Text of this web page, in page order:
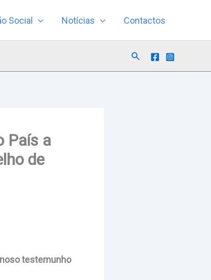
Social Notícias Contactos
Search
País a
de
testemunho